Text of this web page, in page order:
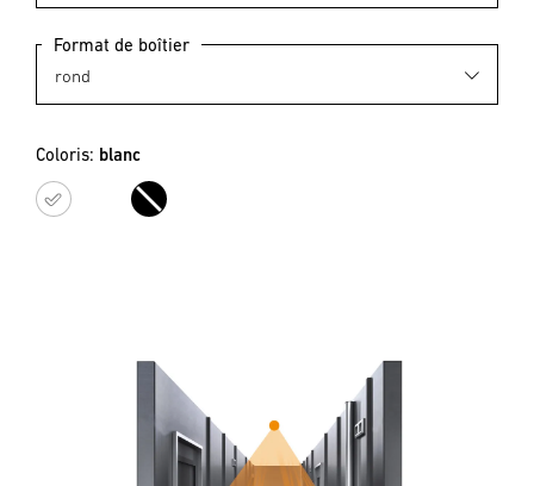
Format de boîtier
Coloris: blanc
blanc noir